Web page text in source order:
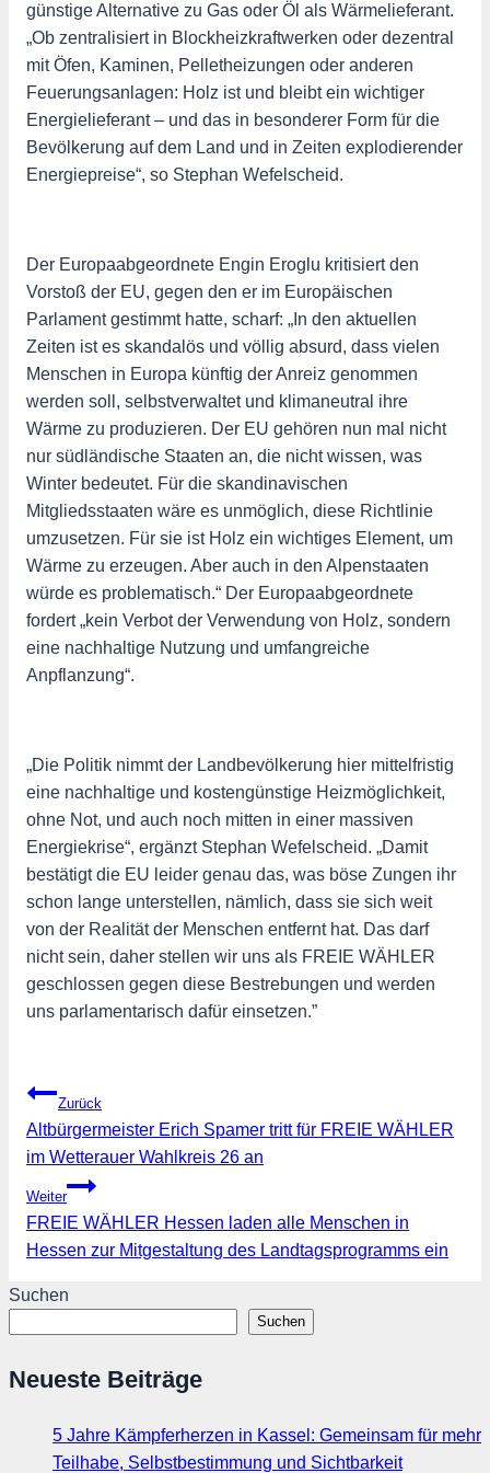
günstige Alternative zu Gas oder Öl als Wärmelieferant.
„Ob zentralisiert in Blockheizkraftwerken oder dezentral
mit Öfen, Kaminen, Pelletheizungen oder anderen
Feuerungsanlagen: Holz ist und bleibt ein wichtiger
Energielieferant – und das in besonderer Form für die
Bevölkerung auf dem Land und in Zeiten explodierender
Energiepreise“, so Stephan Wefelscheid.
Der Europaabgeordnete Engin Eroglu kritisiert den
Vorstoß der EU, gegen den er im Europäischen
Parlament gestimmt hatte, scharf: „In den aktuellen
Zeiten ist es skandalös und völlig absurd, dass vielen
Menschen in Europa künftig der Anreiz genommen
werden soll, selbstverwaltet und klimaneutral ihre
Wärme zu produzieren. Der EU gehören nun mal nicht
nur südländische Staaten an, die nicht wissen, was
Winter bedeutet. Für die skandinavischen
Mitgliedsstaaten wäre es unmöglich, diese Richtlinie
umzusetzen. Für sie ist Holz ein wichtiges Element, um
Wärme zu erzeugen. Aber auch in den Alpenstaaten
würde es problematisch.“ Der Europaabgeordnete
fordert „kein Verbot der Verwendung von Holz, sondern
eine nachhaltige Nutzung und umfangreiche
Anpflanzung“.
„Die Politik nimmt der Landbevölkerung hier mittelfristig
eine nachhaltige und kostengünstige Heizmöglichkeit,
ohne Not, und auch noch mitten in einer massiven
Energiekrise“, ergänzt Stephan Wefelscheid. „Damit
bestätigt die EU leider genau das, was böse Zungen ihr
schon lange unterstellen, nämlich, dass sie sich weit
von der Realität der Menschen entfernt hat. Das darf
nicht sein, daher stellen wir uns als FREIE WÄHLER
geschlossen gegen diese Bestrebungen und werden
uns parlamentarisch dafür einsetzen.”
Beitragsnavigation
Zurück
Altbürgermeister Erich Spamer tritt für FREIE WÄHLER
im Wetterauer Wahlkreis 26 an
Weiter
FREIE WÄHLER Hessen laden alle Menschen in
Hessen zur Mitgestaltung des Landtagsprogramms ein
Suchen
Suchen
Neueste Beiträge
5 Jahre Kämpferherzen in Kassel: Gemeinsam für mehr
Teilhabe, Selbstbestimmung und Sichtbarkeit